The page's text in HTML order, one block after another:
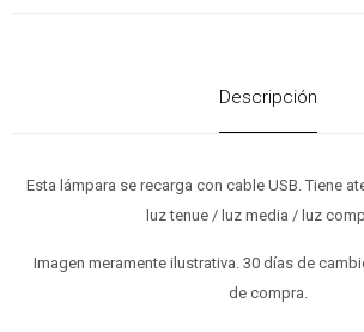
Descripción
Esta lámpara se recarga con cable USB. Tiene
luz tenue / luz media / luz
Imagen meramente ilustrativa. 30 días de
de compra.